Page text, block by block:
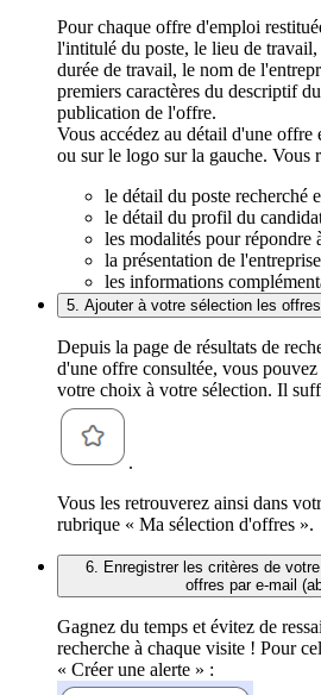
Pour chaque offre d'emploi
l'intitulé du poste, le lieu de
durée de travail, le nom de
premiers caractères du descriptif
publication de l'offre.
Vous accédez au détail d'une
ou sur le logo sur la gauche. Vous
le détail du poste recherché
le détail du profil du
les modalités pour répondre
la présentation de
les informations
5. Ajouter à votre sélection les
Depuis la page de résultats de
d'une offre consultée, vous
votre choix à votre sélection. Il
.
Vous les retrouverez ainsi dans
rubrique « Ma sélection d'offres ».
6. Enregistrer les critères de
offres par e-mail
Gagnez du temps et évitez de
recherche à chaque visite ! Pour
« Créer une alerte » :